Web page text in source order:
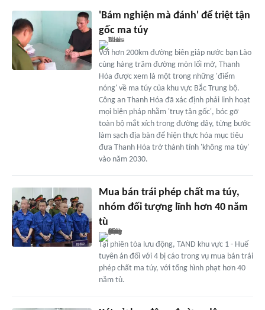
'Bám nghiện mà đánh' để triệt tận
gốc ma túy
Với hơn 200km đường biên giáp nước bạn Lào
cùng hàng trăm đường mòn lối mở, Thanh
Hóa được xem là một trong những 'điểm
nóng' về ma túy của khu vực Bắc Trung bộ.
Công an Thanh Hóa đã xác định phải linh hoạt
mọi biện pháp nhằm 'truy tận gốc', bóc gỡ
toàn bộ mắt xích trong đường dây, từng bước
làm sạch địa bàn để hiện thực hóa mục tiêu
đưa Thanh Hóa trở thành tỉnh 'không ma túy'
vào năm 2030.
Mua bán trái phép chất ma túy,
nhóm đối tượng lĩnh hơn 40 năm
tù
Tại phiên tòa lưu động, TAND khu vực 1 - Huế
tuyên án đối với 4 bị cáo trong vụ mua bán trái
phép chất ma túy, với tổng hình phạt hơn 40
năm tù.